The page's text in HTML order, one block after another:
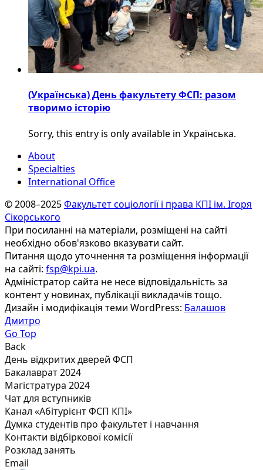
(Українська) День факультету ФСП: разом
творимо історію
Sorry, this entry is only available in Українська.
About
Specialties
International Office
© 2008–2025Факультет соціології і права КПІ ім. Ігоря
Сікорського
При посиланні на матеріали, розміщені на сайті
необхідно обов'язково вказувати сайт.
Питання щодо уточнення та розміщення інформації
на сайті: fsp@kpi.ua.
Адміністратор сайта не несе відповідальність за
контент у новинах, публікації викладачів тощо.
Дизайн і модифікація теми WordPress: Балашов
Дмитро
Go Top
Back
День відкритих дверей ФСП
Бакалаврат 2024
Магістратура 2024
Чат для вступників
Канал «Абітурієнт ФСП КПІ»
Думка студентів про факультет і навчання
Контакти відбіркової комісії
Розклад занять
Email